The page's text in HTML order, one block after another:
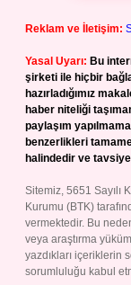
Reklam ve İletişim:
Yasal Uyarı: Bu
şirketi ile hiçbir
hazırladığımız
haber niteliği
paylaşım
benzerlikleri
halindedir ve
Sitemiz, 5651 Sayılı
Kurumu (BTK)
vermektedir. Bu
veya araştırma
yazdıkları içeriklerin
sorumluluğu kabul